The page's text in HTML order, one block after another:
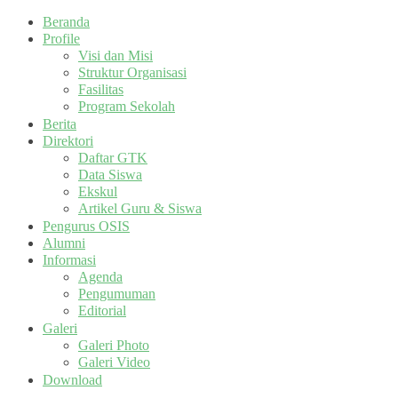
Beranda
Profile
Visi dan Misi
Struktur Organisasi
Fasilitas
Program Sekolah
Berita
Direktori
Daftar GTK
Data Siswa
Ekskul
Artikel Guru & Siswa
Pengurus OSIS
Alumni
Informasi
Agenda
Pengumuman
Editorial
Galeri
Galeri Photo
Galeri Video
Download